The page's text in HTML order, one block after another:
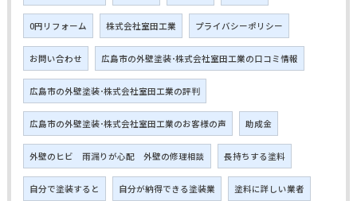
0円リフォーム 株式会社室田工業 プライバシーポリシー
お問い合わせ 広島市の外壁塗装･株式会社室田工業の口コミ情報
広島市の外壁塗装･株式会社室田工業の評判
広島市の外壁塗装･株式会社室田工業のお客様の声 助成金
外壁のヒビ 雨漏りが心配 外壁の修理相談 長持ちする塗料
自分で塗装すると 自分が納得できる塗装業 塗料に詳しい業者